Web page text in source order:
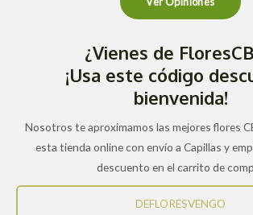
¿Vienes de
¡Usa este código
bienvenida!
Nosotros te aproximamos las mejores flores
esta tienda online con envío a Capillas y
descuento en el carrito de
DEFLORESVENGO